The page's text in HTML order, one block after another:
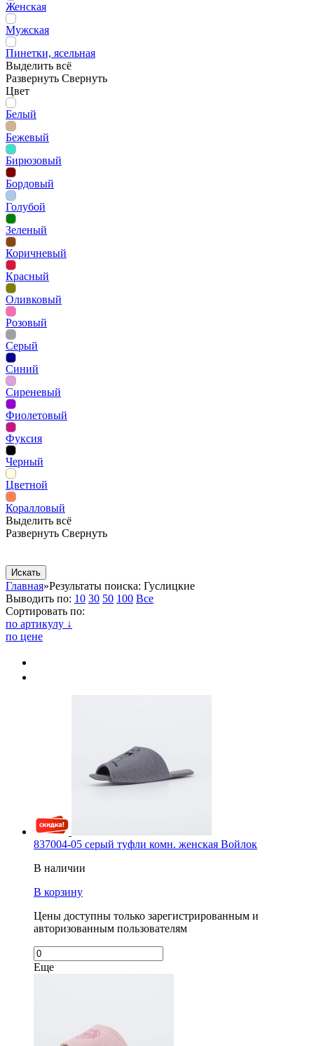
Женская
Мужская
Пинетки, ясельная
Выделить всё
Развернуть Свернуть
Цвет
Белый
Бежевый
Бирюзовый
Бордовый
Голубой
Зеленый
Коричневый
Красный
Оливковый
Розовый
Серый
Синий
Сиреневый
Фиолетовый
Фуксия
Черный
Цветной
Коралловый
Выделить всё
Развернуть Свернуть
Главная»Результаты поиска: Гуслицкие
Выводить по: 10 30 50 100 Все
Сортировать по:
по артикулу ↓
по цене
837004-05 серый туфли комн. женская Войлок
В наличии
В корзину
Цены доступны только зарегистрированным и
авторизованным пользователям
Еще